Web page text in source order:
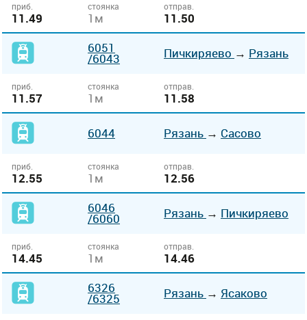
приб.
11.49
стоянка
1м
отправ.
11.50
6051
/6043 Пичкиряево → Рязань
приб.
11.57
стоянка
1м
отправ.
11.58
6044 Рязань → Сасово
приб.
12.55
стоянка
1м
отправ.
12.56
6046
/6060 Рязань → Пичкиряево
приб.
14.45
стоянка
1м
отправ.
14.46
6326
/6325 Рязань → Ясаково